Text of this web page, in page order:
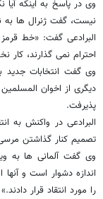
وی در پاسخ به اینکه
نیست، گفت ژنرال ها
البرادعی گفت:‌ «خط
احترام نمی گذارند، کار
وی گفت انتخابات جدید
دیگری از اخوان
پذیرفت.
البرادعی در واکنش به
تصمیم کنار گذاشتن مرسی
وی گفت آلمانی ها به
اندازه دشوار است و
را مورد انتقاد قرار دادند.»